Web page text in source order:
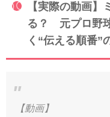
【実際の動画
る？ 元プロ野
く“伝える順番”
【動画】